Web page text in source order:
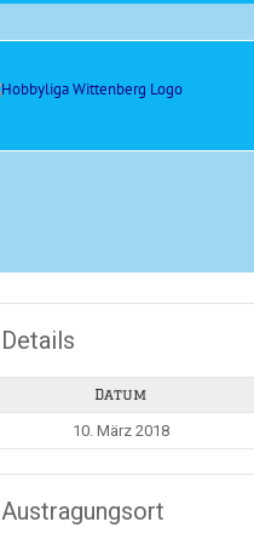
Details
Datum
10. März 2018
Austragungsort